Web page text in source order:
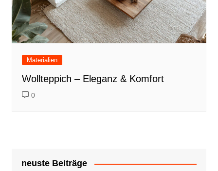
Materialien
Wollteppich – Eleganz & Komfort
0
neuste Beiträge